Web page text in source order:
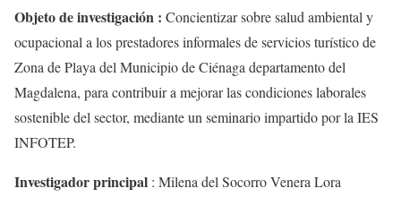
Objeto de investigación : Concientizar sobre salud ambiental y
ocupacional a los prestadores informales de servicios turístico de
Zona de Playa del Municipio de Ciénaga departamento del
Magdalena, para contribuir a mejorar las condiciones laborales
sostenible del sector, mediante un seminario impartido por la IES
INFOTEP.
Investigador principal : Milena del Socorro Venera Lora